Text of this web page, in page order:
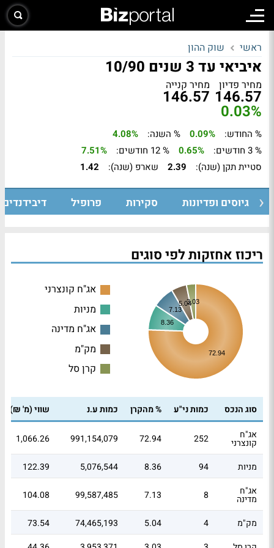
ראשי שוק ההון
איביאי עד 3 שנים 10/90
מחיר פדיון
146.57
מחיר קנייה
146.57
0.03%
% החודש: 0.09% % השנה:
4.08%
% 3 חודשים:
0.65% % 12 חודשים:
7.51%
סטיית תקן (שנה):
2.39 שארפ (שנה): 1.42
גיוסים ופדיונות סקירות פרופיל דיבידנדים
ריכוז אחזקות לפי סוגים
72.94
8.36
7.13
5.043.03
אג"ח קונצרני
מניות
אג"ח מדינה
מק"מ
קרן סל
סוג הנכס כמות ני"ע % מהקרן כמות ע.נ
שווי (מ' ₪)
אג"ח
קונצרני 252
72.94
991,154,079
1,066.26
מניות 94
8.36
5,076,544
122.39
אג"ח
מדינה 8
7.13
99,587,485
104.08
מק"מ 4
5.04
74,465,193
73.54